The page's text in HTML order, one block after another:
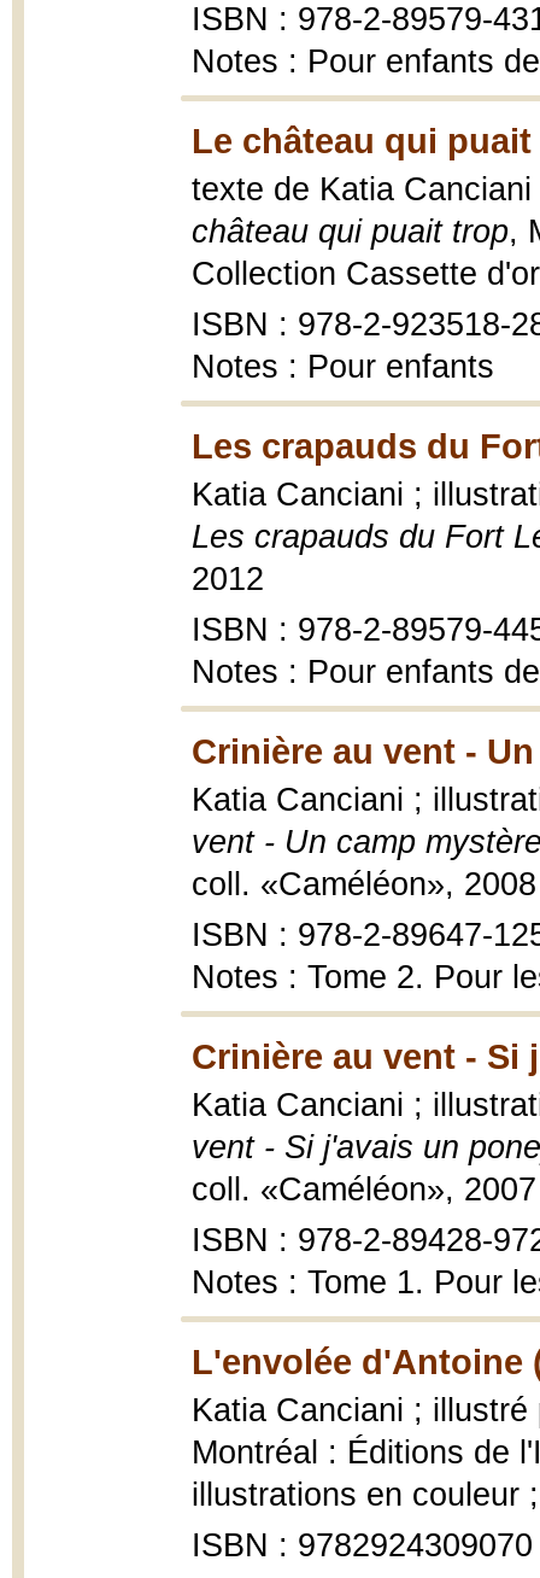
ISBN : 978-2-89579-
Notes : Pour enfants
Le château qui
texte de Katia
château qui puait trop,
Collection Cassette
ISBN : 978-2-923518-
Notes : Pour enfants
Les crapauds du
Katia Canciani ;
Les crapauds du Fort
2012
ISBN : 978-2-89579-
Notes : Pour enfants
Crinière au vent -
Katia Canciani ;
vent - Un camp
coll. «Caméléon», 2008
ISBN : 978-2-89647-
Notes : Tome 2. Pour
Crinière au vent - Si
Katia Canciani ;
vent - Si j'avais un
coll. «Caméléon», 2007
ISBN : 978-2-89428-
Notes : Tome 1. Pour
L'envolée d'Antoine
Katia Canciani ;
Montréal : Éditions de
illustrations en couleur
ISBN : 9782924309070